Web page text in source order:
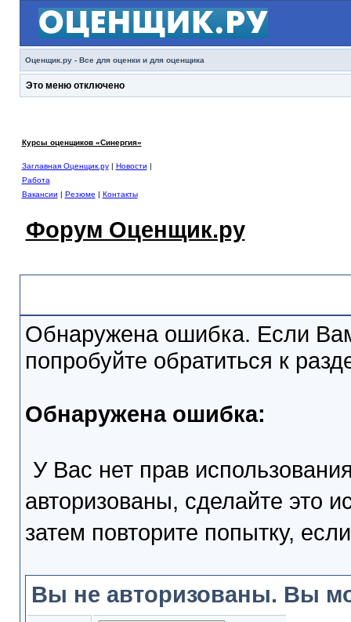
Оценщик.ру - Все для оценки и для оценщика
Это меню отключено
Курсы оценщиков «Синергия»
Заглавная Оценщик.ру| Новости |
Работа
Вакансии | Резюме | Контакты
Форум Оценщик.ру
Обнаружена ошибка. Если
попробуйте обратиться к
Обнаружена ошибка:
У Вас нет прав
авторизованы, сделайте это
затем повторите попытку,
Вы не авторизованы. Вы